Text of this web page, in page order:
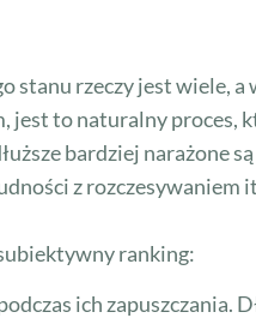
stanu rzeczy jest wiele,
to naturalny proces,
bardziej narażone
z rozczesywaniem
ranking:
ich zapuszczania.